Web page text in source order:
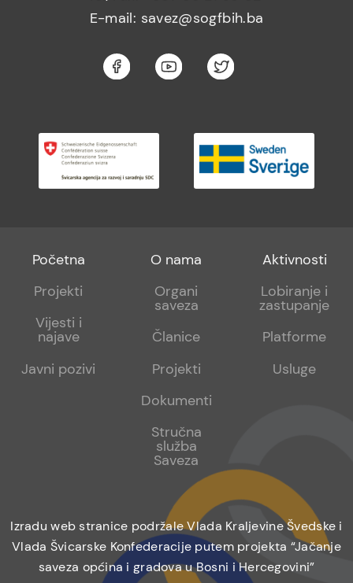
E-mail: savez@sogfbih.ba
Footer
menu
Početna
Projekti
Vijesti i
najave
Javni pozivi
Footer
sub
O nama
Organi
saveza
Članice
Projekti
Dokumenti
Stručna
služba
Saveza
Footer
sub
Aktivnosti
Lobiranje i
zastupanje
Platforme
Usluge
Izradu web stranice podržale Vlada Kraljevine Švedske i
Vlada Švicarske Konfederacije putem projekta “Jačanje
saveza općina i gradova u Bosni i Hercegovini”